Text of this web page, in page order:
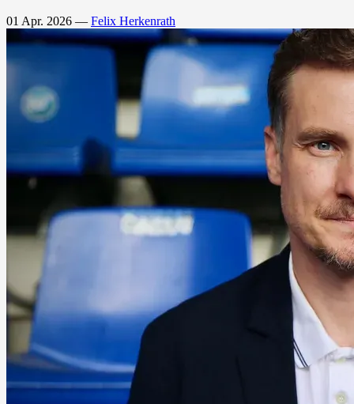
01 Apr. 2026 — Felix Herkenrath